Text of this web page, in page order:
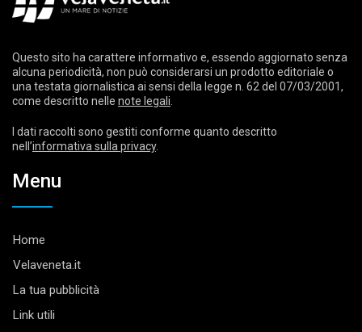
Questo sito ha carattere informativo e, essendo aggiornato senza
alcuna periodicità, non può considerarsi un prodotto editoriale o
una testata giornalistica ai sensi della legge n. 62 del 07/03/2001,
come descritto nelle note legali.
I dati raccolti sono gestiti conforme quanto descritto
nell’informativa sulla privacy.
Menu
Home
Velaveneta.it
La tua pubblicità
Link utili